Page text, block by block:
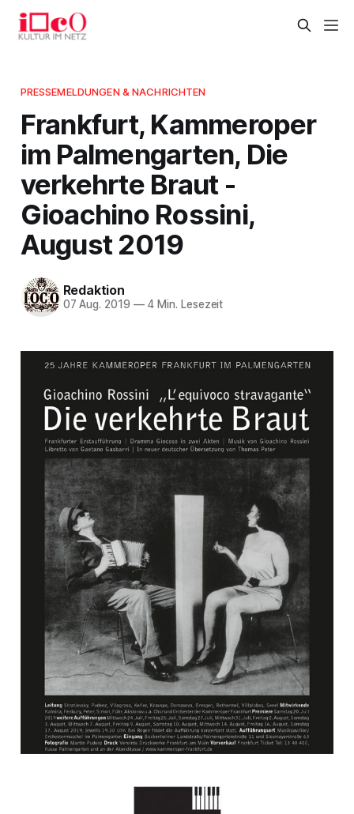
PRESSEMELDUNGEN & NACHRICHTEN
Frankfurt, Kammeroper
im Palmengarten, Die
verkehrte Braut -
Gioachino Rossini,
August 2019
Redaktion
07 Aug. 2019 —4 Min. Lesezeit